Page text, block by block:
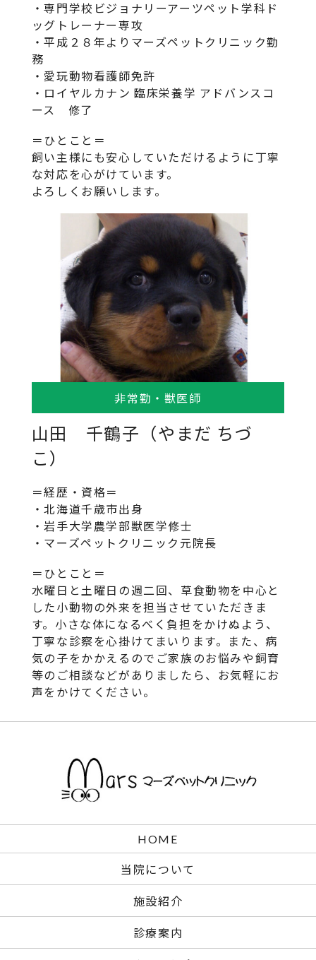
・専門学校ビジョナリーアーツペット学科ド
ッグトレーナー専攻
・平成２８年よりマーズペットクリニック勤
務
・愛玩動物看護師免許
・ロイヤルカナン 臨床栄養学 アドバンスコ
ース 修了
＝ひとこと＝
飼い主様にも安心していただけるように丁寧
な対応を心がけています。
よろしくお願いします。
非常勤・獣医師
山田 千鶴子（やまだ ちづ
こ）
＝経歴・資格＝
・北海道千歳市出身
・岩手大学農学部獣医学修士
・マーズペットクリニック元院長
＝ひとこと＝
水曜日と土曜日の週二回、草食動物を中心と
した小動物の外来を担当させていただきま
す。小さな体になるべく負担をかけぬよう、
丁寧な診察を心掛けてまいります。また、病
気の子をかかえるのでご家族のお悩みや飼育
等のご相談などがありましたら、お気軽にお
声をかけてください。
HOME
当院について
施設紹介
診療案内